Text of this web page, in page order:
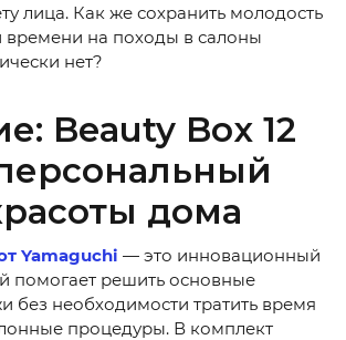
лица. Как же сохранить молодость
времени на походы в салоны
нет?
Beauty Box 12
дома
Yamaguchi — это инновационный
помогает решить основные
без необходимости тратить время
процедуры. В комплект